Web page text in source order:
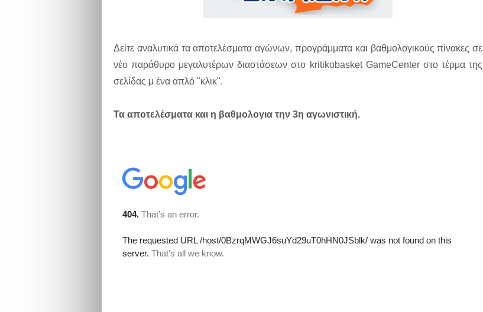
Δείτε αναλυτικά τα αποτελέσματα αγώνων, προγράμματα και βαθμολογικούς πίνακες σε
νέο παράθυρο μεγαλυτέρων διαστάσεων στο kritikobasket GameCenter στο τέρμα της
σελίδας μ ένα απλό "κλικ".
Τα αποτελέσματα και η βαθμολογια την 3η αγωνιστική.